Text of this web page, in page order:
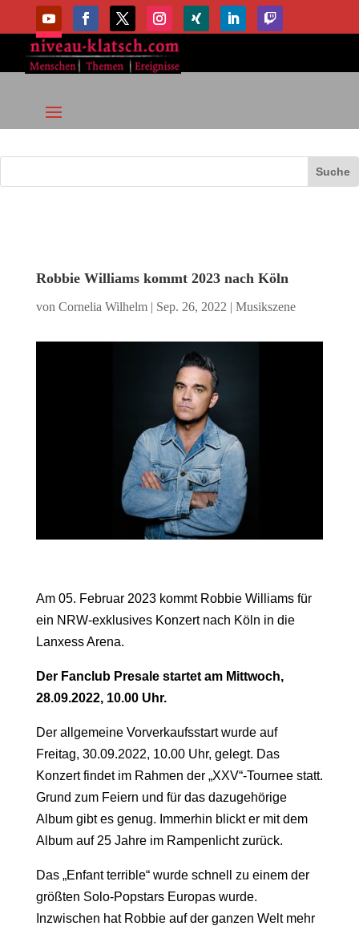
Robbie Williams kommt 2023 nach Köln
von Cornelia Wilhelm| Sep. 26, 2022 | Musikszene
Am 05. Februar 2023 kommt Robbie Williams für
ein NRW-exklusives Konzert nach Köln in die
Lanxess Arena.
Der Fanclub Presale startet am Mittwoch,
28.09.2022, 10.00 Uhr.
Der allgemeine Vorverkaufsstart wurde auf
Freitag, 30.09.2022, 10.00 Uhr, gelegt. Das
Konzert findet im Rahmen der „XXV“-Tournee statt.
Grund zum Feiern und für das dazugehörige
Album gibt es genug. Immerhin blickt er mit dem
Album auf 25 Jahre im Rampenlicht zurück.
Das „Enfant terrible“ wurde schnell zu einem der
größten Solo-Popstars Europas wurde.
Inzwischen hat Robbie auf der ganzen Welt mehr